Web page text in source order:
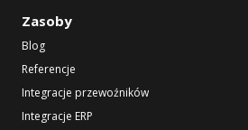
Zasoby
Blog
Referencje
Integracje przewoźników
Integracje ERP